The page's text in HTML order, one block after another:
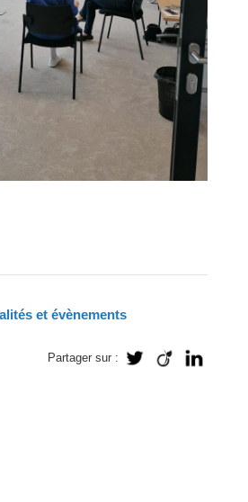
et évènements
Partager sur :